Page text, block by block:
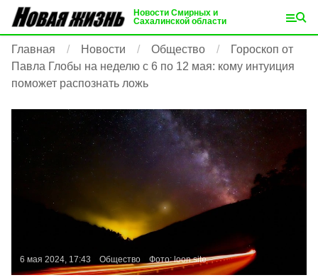
Новости Смирных и
Сахалинской области
Главная Новости Общество
Гороскоп от
Павла Глобы на неделю с 6 по 12 мая: кому интуиция
поможет распознать ложь
6 мая 2024, 17:43 Общество Фото:loon.site